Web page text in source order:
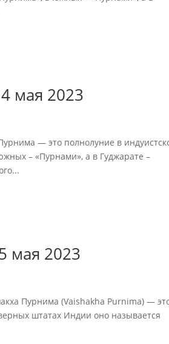
мая 2023
— это полнолуние в
– «Пурнами», а в Гуджарате –
мая 2023
Пурнима (Vaishakha Purnima) —
штатах Индии оно называется